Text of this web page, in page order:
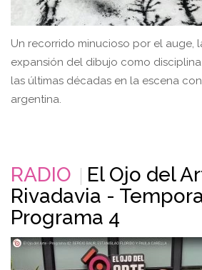
Un recorrido minucioso por el auge,
expansión del dibujo como
las últimas décadas en la escena
argentina.
RADIO
El Ojo del
Rivadavia -
Programa 4